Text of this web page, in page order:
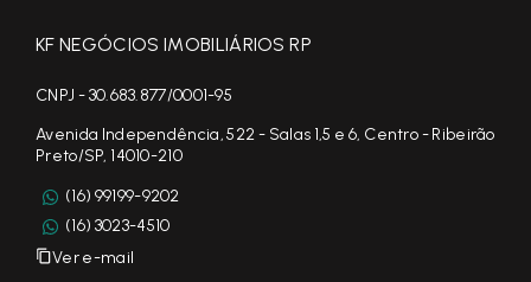
KF NEGÓCIOS IMOBILIÁRIOS RP
CNPJ - 30.683.877/0001-95
Avenida Independência, 522 - Salas 1,5 e 6, Centro - Ribeirão
Preto/SP, 14010-210
(16) 99199-9202
(16) 3023-4510
Ver e-mail